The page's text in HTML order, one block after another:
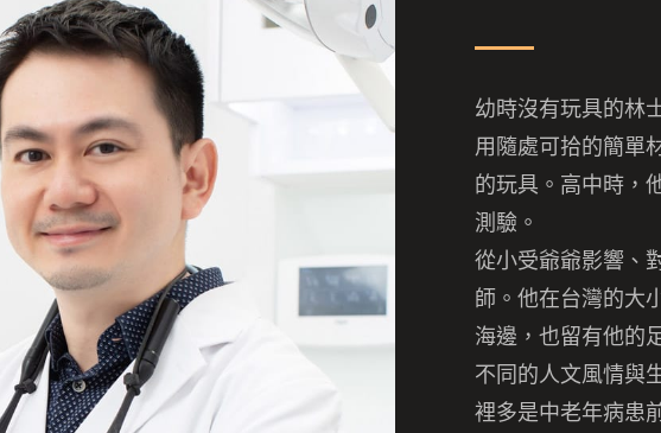
幼時沒有玩具的林
用隨處可拾的簡單
的玩具。高中時，
測驗。
從小受爺爺影響、
師。他在台灣的大
海邊，也留有他的
不同的人文風情與
裡多是中老年病患